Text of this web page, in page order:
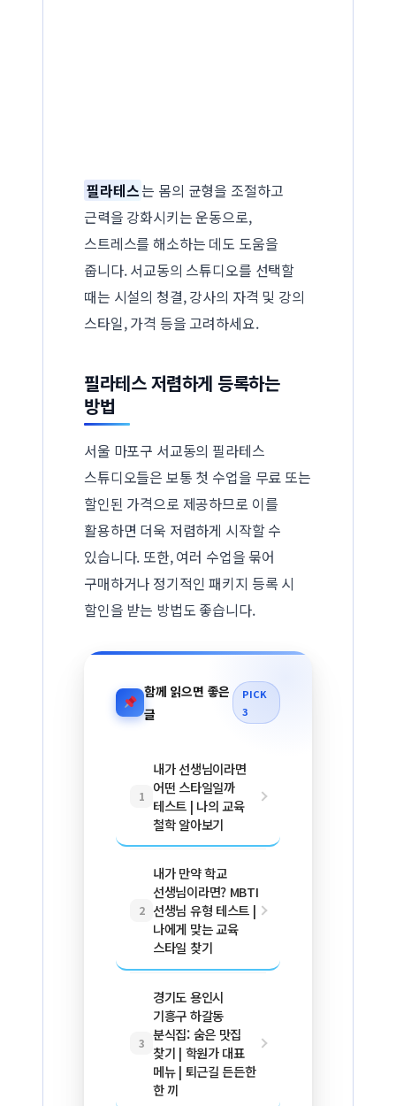
필라테스는 몸의 균형을 조절하고
근력을 강화시키는 운동으로,
스트레스를 해소하는 데도 도움을
줍니다. 서교동의 스튜디오를 선택할
때는 시설의 청결, 강사의 자격 및 강의
스타일, 가격 등을 고려하세요.
필라테스 저렴하게 등록하는
방법
서울 마포구 서교동의 필라테스
스튜디오들은 보통 첫 수업을 무료 또는
할인된 가격으로 제공하므로 이를
활용하면 더욱 저렴하게 시작할 수
있습니다. 또한, 여러 수업을 묶어
구매하거나 정기적인 패키지 등록 시
할인을 받는 방법도 좋습니다.
함께 읽으면 좋은
글
PICK
3
1
내가 선생님이라면
어떤 스타일일까
테스트 | 나의 교육
철학 알아보기
2
내가 만약 학교
선생님이라면? MBTI
선생님 유형 테스트 |
나에게 맞는 교육
스타일 찾기
3
경기도 용인시
기흥구 하갈동
분식집: 숨은 맛집
찾기 | 학원가 대표
메뉴 | 퇴근길 든든한
한 끼